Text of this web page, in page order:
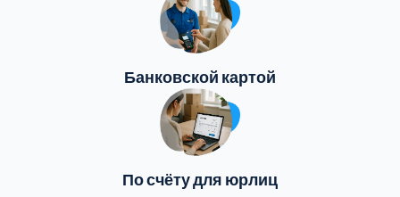
Банковской картой
По счёту для юрлиц